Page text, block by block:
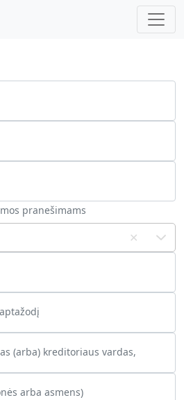
pranešimams
✕
(arba) kreditoriaus vardas,
arba asmens)